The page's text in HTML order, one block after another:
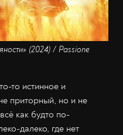
(2024) / Passione
то истинное и
приторный, но и не
как будто по-
далеко, где нет